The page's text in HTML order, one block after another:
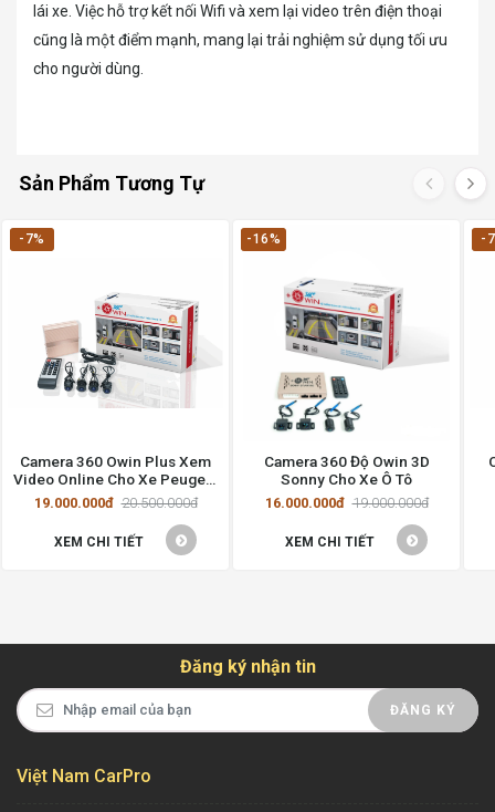
lái xe. Việc hỗ trợ kết nối Wifi và xem lại video trên điện thoại
cũng là một điểm mạnh, mang lại trải nghiệm sử dụng tối ưu
cho người dùng.
Sản Phẩm Tương Tự
-7%
Camera 360 Owin Plus Xem
Video Online Cho Xe Peugeot
3008
19.000.000đ 20.500.000đ
XEM CHI TIẾT
-16%
Camera 360 Độ Owin 3D
Sonny Cho Xe Ô Tô
16.000.000đ 19.000.000đ
XEM CHI TIẾT
-
Đăng ký nhận tin
ĐĂNG KÝ
Việt Nam CarPro